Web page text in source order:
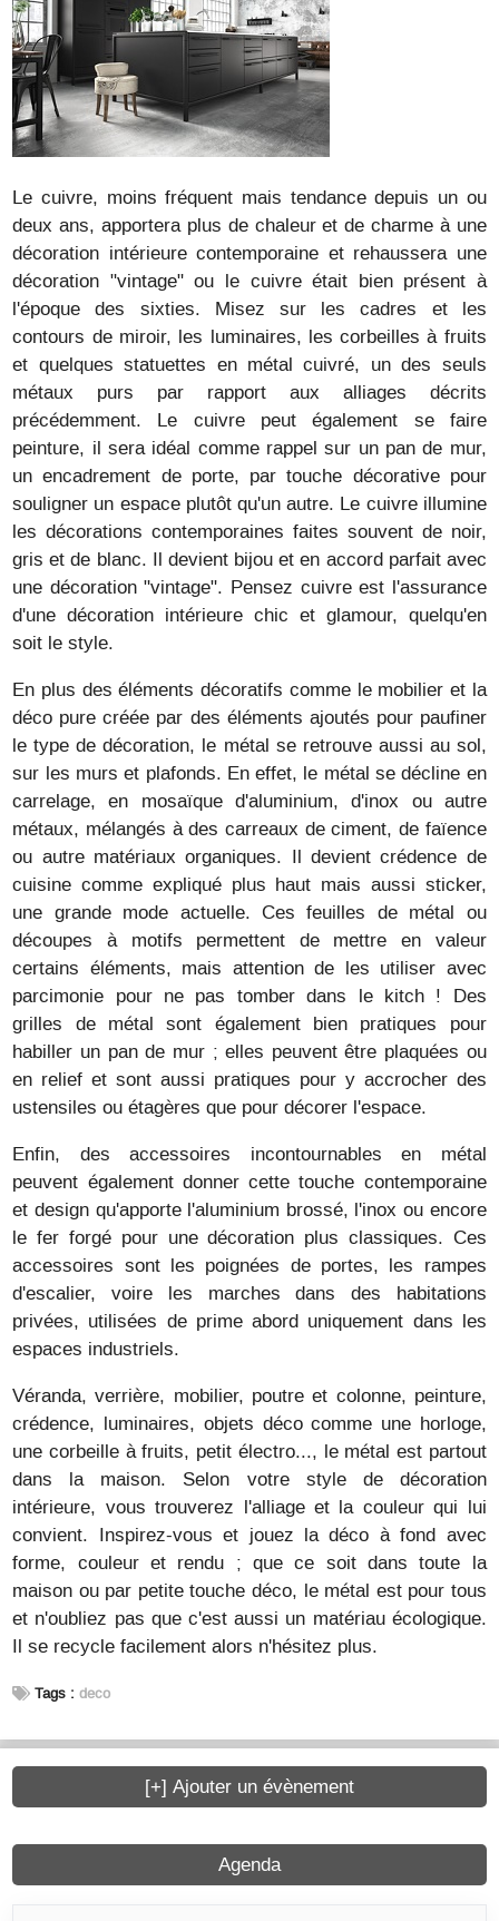
Le cuivre, moins fréquent mais tendance depuis un ou
deux ans, apportera plus de chaleur et de charme à une
décoration intérieure contemporaine et rehaussera une
décoration "vintage" ou le cuivre était bien présent à
l'époque des sixties. Misez sur les cadres et les
contours de miroir, les luminaires, les corbeilles à fruits
et quelques statuettes en métal cuivré, un des seuls
métaux purs par rapport aux alliages décrits
précédemment. Le cuivre peut également se faire
peinture, il sera idéal comme rappel sur un pan de mur,
un encadrement de porte, par touche décorative pour
souligner un espace plutôt qu'un autre. Le cuivre illumine
les décorations contemporaines faites souvent de noir,
gris et de blanc. Il devient bijou et en accord parfait avec
une décoration "vintage". Pensez cuivre est l'assurance
d'une décoration intérieure chic et glamour, quelqu'en
soit le style.
En plus des éléments décoratifs comme le mobilier et la
déco pure créée par des éléments ajoutés pour paufiner
le type de décoration, le métal se retrouve aussi au sol,
sur les murs et plafonds. En effet, le métal se décline en
carrelage, en mosaïque d'aluminium, d'inox ou autre
métaux, mélangés à des carreaux de ciment, de faïence
ou autre matériaux organiques. Il devient crédence de
cuisine comme expliqué plus haut mais aussi sticker,
une grande mode actuelle. Ces feuilles de métal ou
découpes à motifs permettent de mettre en valeur
certains éléments, mais attention de les utiliser avec
parcimonie pour ne pas tomber dans le kitch ! Des
grilles de métal sont également bien pratiques pour
habiller un pan de mur ; elles peuvent être plaquées ou
en relief et sont aussi pratiques pour y accrocher des
ustensiles ou étagères que pour décorer l'espace.
Enfin, des accessoires incontournables en métal
peuvent également donner cette touche contemporaine
et design qu'apporte l'aluminium brossé, l'inox ou encore
le fer forgé pour une décoration plus classiques. Ces
accessoires sont les poignées de portes, les rampes
d'escalier, voire les marches dans des habitations
privées, utilisées de prime abord uniquement dans les
espaces industriels.
Véranda, verrière, mobilier, poutre et colonne, peinture,
crédence, luminaires, objets déco comme une horloge,
une corbeille à fruits, petit électro..., le métal est partout
dans la maison. Selon votre style de décoration
intérieure, vous trouverez l'alliage et la couleur qui lui
convient. Inspirez-vous et jouez la déco à fond avec
forme, couleur et rendu ; que ce soit dans toute la
maison ou par petite touche déco, le métal est pour tous
et n'oubliez pas que c'est aussi un matériau écologique.
Il se recycle facilement alors n'hésitez plus.
Tags : deco
Agenda
[+] Ajouter un évènement